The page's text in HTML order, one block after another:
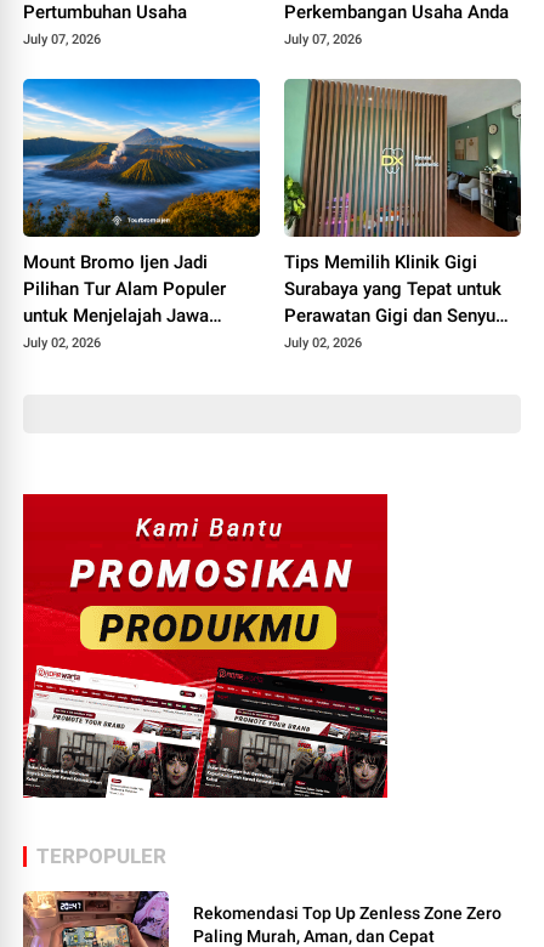
Pertumbuhan Usaha
July 07, 2026
Perkembangan Usaha Anda
July 07, 2026
Mount Bromo Ijen Jadi
Pilihan Tur Alam Populer
untuk Menjelajah Jawa
Timur
July 02, 2026
Tips Memilih Klinik Gigi
Surabaya yang Tepat untuk
Perawatan Gigi dan Senyum
Lebih Percaya Diri
July 02, 2026
TERPOPULER
Rekomendasi Top Up Zenless Zone Zero
Paling Murah, Aman, dan Cepat